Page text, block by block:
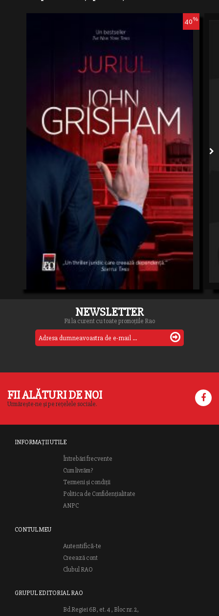
40%
NEWSLETTER
Fii la curent cu toate promoțiile Rao
FII ALĂTURI DE NOI
Urmărește-ne și pe rețelele sociale.
INFORMAȚII UTILE
Întrebări frecvente
Cum livrăm?
Termeni și condiții
Politica de Confidențialitate
ANPC
CONTUL MEU
Autentifică-te
Creează cont
Clubul RAO
GRUPUL EDITORIAL RAO
Bd.Regiei 6B, et. 4 , Bloc nr. 2,